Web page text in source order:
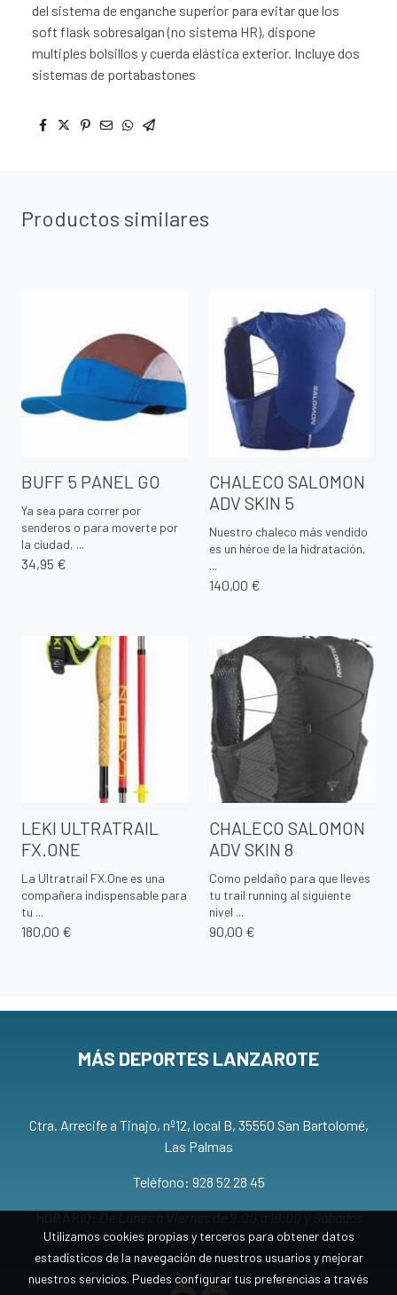
del sistema de enganche superior para evitar que los
soft flask sobresalgan (no sistema HR), dispone
multiples bolsillos y cuerda elástica exterior. Incluye dos
sistemas de portabastones
Productos similares
BUFF 5 PANEL GO
Ya sea para correr por
senderos o para moverte por
la ciudad, ...
34,95 €
CHALECO SALOMON
ADV SKIN 5
Nuestro chaleco más vendido
es un héroe de la hidratación,
...
140,00 €
LEKI ULTRATRAIL
FX.ONE
La Ultratrail FX.One es una
compañera indispensable para
tu ...
180,00 €
CHALECO SALOMON
ADV SKIN 8
Como peldaño para que lleves
tu trail running al siguiente
nivel ...
90,00 €
MÁS DEPORTES LANZAROTE
Ctra. Arrecife a Tinajo, nº12, local B, 35550 San Bartolomé,
Las Palmas
Teléfono: 928 52 28 45
de 9:00 a 13:00
Utilizamos cookies propias y terceros para obtener datos
estadísticos de la navegación de nuestros usuarios y mejorar
nuestros servicios. Puedes configurar tus preferencias a través